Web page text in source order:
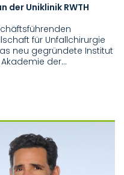
der Uniklinik RWTH
für Unfallchirurgie
neu gegründete Institut
der…